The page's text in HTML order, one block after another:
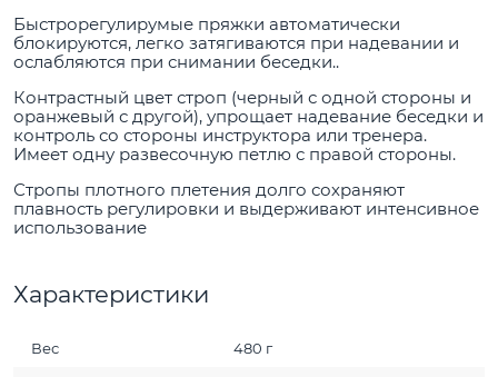
Быстрорегулирумые пряжки автоматически
блокируются, легко затягиваются при надевании и
ослабляются при снимании беседки..
Контрастный цвет строп (черный с одной стороны и
оранжевый с другой), упрощает надевание беседки и
контроль со стороны инструктора или тренера.
Имеет одну развесочную петлю с правой стороны.
Стропы плотного плетения долго сохраняют
плавность регулировки и выдерживают интенсивное
использование
Характеристики
Вес 480 г